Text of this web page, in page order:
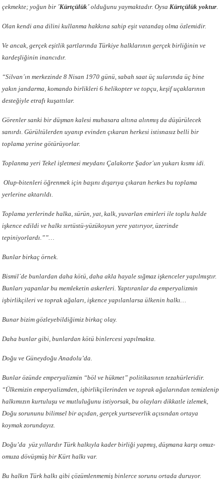
çekmekte; yoğun bir ´Kürtçülük´olduğunu yaymaktadır. OysaKürtçülük yoktur.
Olan kendi ana dilini kullanma hakkına sahip eşit vatandaş olma özlemidir.
Ve ancak, gerçek eşitlik şartlarında Türkiye halklarının gerçek birliğinin ve
kardeşliğinin inancıdır.
“Silvan´ın merkezinde 8 Nisan 1970 günü, sabah saat üç sularında üç bine
yakın jandarma, komando birlikleri 6 helikopter ve topçu, keşif uçaklarının
desteğiyle etrafı kuşattılar.
Görenler sanki bir düşman kalesi muhasara altına alınmış da düşürülecek
sanırdı. Gürültülerden uyanıp evinden çıkaran herkesi istisnasız belli bir
toplama yerine götürüyorlar.
Toplanma yeri Tekel işletmesi meydanı Çalakorte Şador´un yukarı kısmı idi.
Olup-bitenleri öğrenmek için başını dışarıya çıkaran herkes bu toplama
yerlerine aktarıldı.
Toplama yerlerinde halka, sürün, yat, kalk, yuvarlan emirleri ile toplu halde
işkence edildi ve halkı sırtüstü-yüzükoyun yere yatırıyor, üzerinde
tepiniyorlardı.””…
Bunlar birkaç örnek.
Bismil´de bunlardan daha kötü, daha akla hayale sığmaz işkenceler yapılmıştır.
Bunları yapanlar bu memleketin askerleri. Yaptıranlar da emperyalizmin
işbirlikçileri ve toprak ağaları, işkence yapılanlarsa ülkenin halkı…
Bunar bizim gözleyebildiğimiz birkaç olay.
Daha bunlar gibi, bunlardan kötü binlercesi yapılmakta.
Doğu ve Güneydoğu Anadolu’da.
Bunlar özünde emperyalizmin “böl ve hükmet” politikasının tezahürleridir.
“Ülkemizin emperyalizmden, işbirlikçilerinden ve toprak ağalarından temizlenip
halkımızın kurtuluşu ve mutluluğunu istiyorsak, bu olayları dikkatle izlemek,
Doğu sorununu bilimsel bir açıdan, gerçek yurtseverlik açısından ortaya
koymak zorundayız.
Doğu’da yüz yıllardır Türk halkıyla kader birliği yapmış, düşmana karşı omuz-
omuza dövüşmüş bir Kürt halkı var.
Bu halkın Türk halkı gibi çözümlenmemiş binlerce sorunu ortada duruyor.